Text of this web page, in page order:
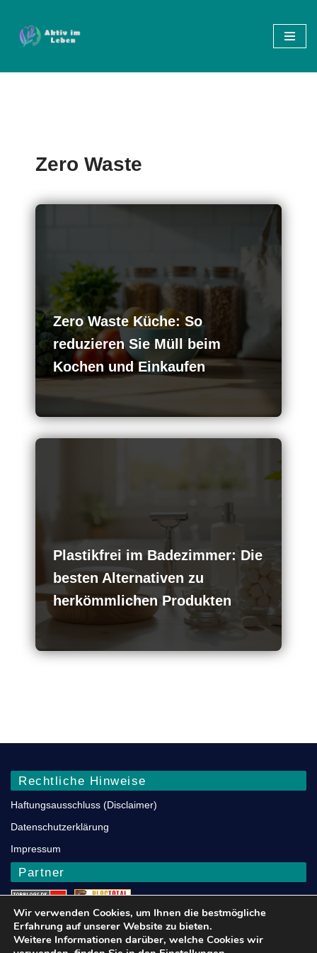
Zum
springen
Zero Waste
Zero Waste Küche: So
reduzieren Sie Müll beim
Kochen und Einkaufen
Plastikfrei im Badezimmer: Die
besten Alternativen zu
herkömmlichen Produkten
Rechtliche Hinweise
Haftungsausschluss (Disclaimer)
Datenschutz­erklärung
Impressum
Partner
FIREFOX Blogarama - Blog Directory
Wir verwenden Cookies, um Ihnen die bestmögliche
Erfahrung auf unserer Website zu bieten.
Weitere Informationen darüber, welche Cookies wir